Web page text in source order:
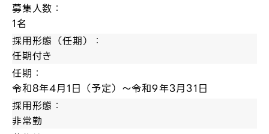
募集人数：
1名
採用形態（任期）：
任期付き
任期：
令和8年4月1日（予定）～令和9年3月31日
採用形態：
非常勤